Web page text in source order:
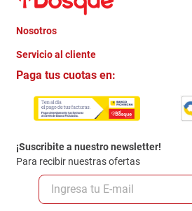
Nosotros
Quienes somos
Trabaja con Nosotros
Contacto
Servicio al cliente
Crédito Directo
Garantia
Politica de Privacidad
Políticas y condiciones GiftCard
Formas de Pago
Paga tus cuotas en:
¡Suscribite a nuestro newsletter!
Para recibir nuestras ofertas